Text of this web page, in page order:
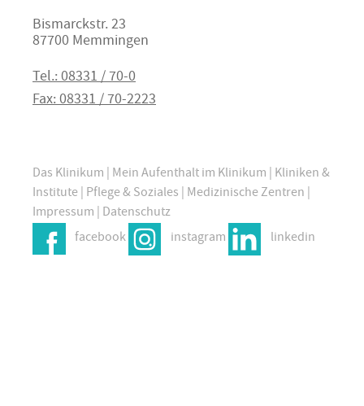
Bismarckstr. 23
87700 Memmingen
Tel.: 08331 / 70-0
Fax: 08331 / 70-2223
Das Klinikum Mein Aufenthalt im Klinikum Kliniken &
Institute Pflege & Soziales Medizinische Zentren
Impressum Datenschutz
facebook
instagram linkedin